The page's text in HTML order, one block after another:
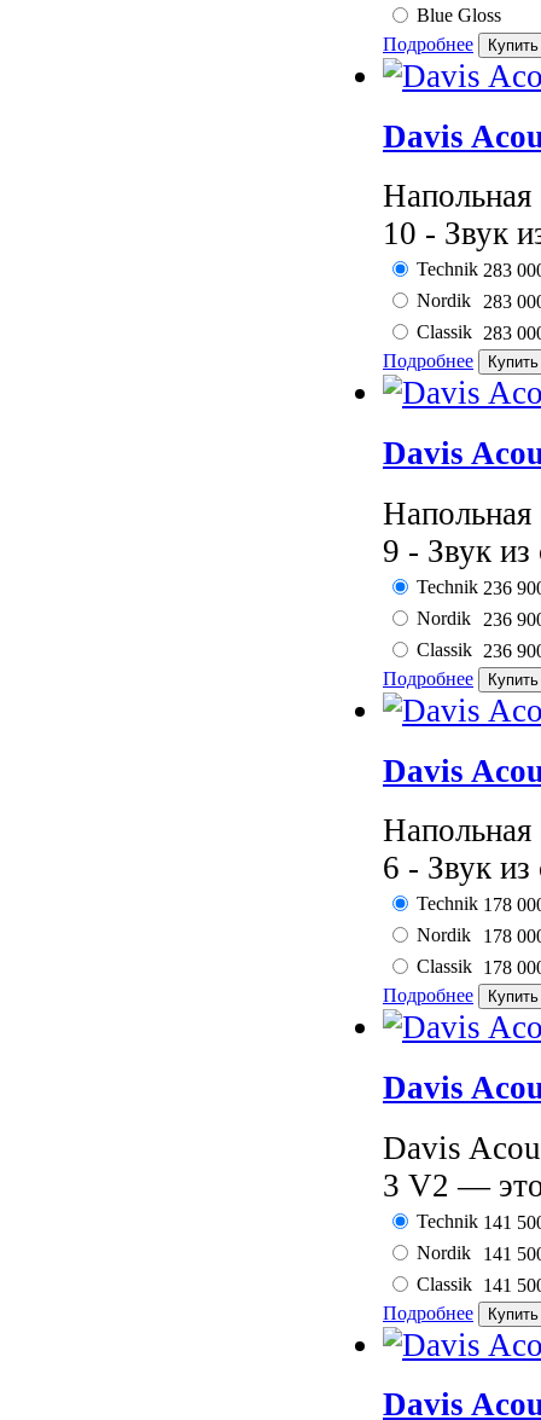
Blue Gloss
Подробнее
Davis
10 - Звук
Technik 283
Nordik
283
Classik 283
Подробнее
Davis
9 - Звук
Technik 236
Nordik
236
Classik 236
Подробнее
Davis
6 - Звук
Technik 178
Nordik
178
Classik 178
Подробнее
Davis
Davis
3 V2 — это
Technik 141
Nordik
141
Classik 141
Подробнее
Davis